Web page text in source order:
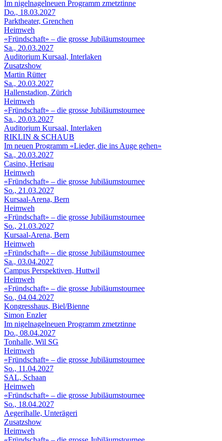
Im nigelnagelneuen Programm zmetztinne
Do., 18.03.2027
Parktheater, Grenchen
Heimweh
«Fründschaft» – die grosse Jubiläumstournee
Sa., 20.03.2027
Auditorium Kursaal, Interlaken
Zusatzshow
Martin Rütter
Sa., 20.03.2027
Hallenstadion, Zürich
Heimweh
«Fründschaft» – die grosse Jubiläumstournee
Sa., 20.03.2027
Auditorium Kursaal, Interlaken
RIKLIN & SCHAUB
Im neuen Programm «Lieder, die ins Auge gehen»
Sa., 20.03.2027
Casino, Herisau
Heimweh
«Fründschaft» – die grosse Jubiläumstournee
So., 21.03.2027
Kursaal-Arena, Bern
Heimweh
«Fründschaft» – die grosse Jubiläumstournee
So., 21.03.2027
Kursaal-Arena, Bern
Heimweh
«Fründschaft» – die grosse Jubiläumstournee
Sa., 03.04.2027
Campus Perspektiven, Huttwil
Heimweh
«Fründschaft» – die grosse Jubiläumstournee
So., 04.04.2027
Kongresshaus, Biel/Bienne
Simon Enzler
Im nigelnagelneuen Programm zmetztinne
Do., 08.04.2027
Tonhalle, Wil SG
Heimweh
«Fründschaft» – die grosse Jubiläumstournee
So., 11.04.2027
SAL, Schaan
Heimweh
«Fründschaft» – die grosse Jubiläumstournee
So., 18.04.2027
Aegerihalle, Unterägeri
Zusatzshow
Heimweh